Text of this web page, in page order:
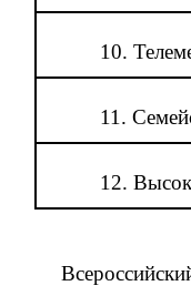
10.
11.
12.